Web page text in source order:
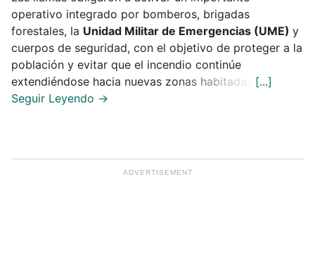
operativo integrado por bomberos, brigadas
forestales, la Unidad Militar de Emergencias (UME) y
cuerpos de seguridad, con el objetivo de proteger a la
población y evitar que el incendio continúe
extendiéndose hacia nuevas zonas habitadas.